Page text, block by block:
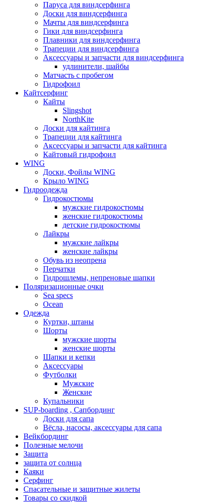
Паруса для виндсерфинга
Доски для виндсерфинга
Мачты для виндсерфинга
Гики для виндсерфинга
Плавники для виндсерфинга
Трапеции для виндсерфинга
Аксессуары и запчасти для виндсерфинга
удлинители, шайбы
Матчасть с пробегом
Гидрофоил
Кайтсерфинг
Кайты
Slingshot
NorthKite
Доски для кайтинга
Трапеции для кайтинга
Аксессуары и запчасти для кайтинга
Кайтовый гидрофоил
WING
Доски, Фойлы WING
Крыло WING
Гидроодежда
Гидрокостюмы
мужские гидрокостюмы
женские гидрокостюмы
детские гидрокостюмы
Лайкры
мужские лайкры
женские лайкры
Обувь из неопрена
Перчатки
Гидрошлемы, непреновые шапки
Поляризационные очки
Sea specs
Ocean
Одежда
Куртки, штаны
Шорты
мужские шорты
женские шорты
Шапки и кепки
Аксессуары
Футболки
Мужские
Женские
Купальники
SUP-boarding , Сапбординг
Доски для сапа
Вёсла, насосы, аксессуары для сапа
Вейкбординг
Полезные мелочи
Защита
защита от солнца
Каяки
Серфинг
Спасательные и защитные жилеты
Товары со скидкой